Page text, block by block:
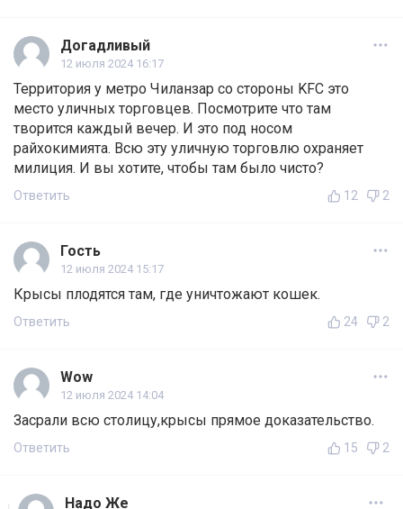
Догадливый
12 июля 2024 16:17
Территория у метро Чиланзар со стороны KFC это
место уличных торговцев. Посмотрите что там
творится каждый вечер. И это под носом
райхокимията. Всю эту уличную торговлю охраняет
милиция. И вы хотите, чтобы там было чисто?
Ответить 12 2
Гость
12 июля 2024 15:17
Крысы плодятся там, где уничтожают кошек.
Ответить 24 2
Wow
12 июля 2024 14:04
Засрали всю столицу,крысы прямое доказательство.
Ответить 15 2
Надо Же